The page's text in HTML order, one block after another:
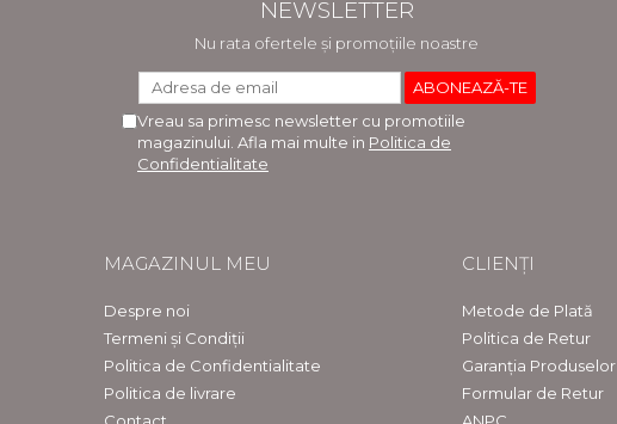
NEWSLETTER
Nu rata ofertele și promoțiile noastre
Vreau sa primesc newsletter cu promotiile
magazinului. Afla mai multe in Politica de
Confidentialitate
MAGAZINUL MEU
Despre noi
Termeni și Condiții
Politica de Confidentialitate
Politica de livrare
Contact
CLIENȚI
Metode de Plată
Politica de Retur
Garanția Produselor
Formular de Retur
ANPC